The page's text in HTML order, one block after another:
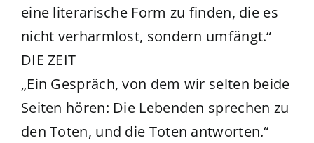
eine literarische Form zu finden, die es
nicht verharmlost, sondern umfängt.“
DIE ZEIT
„Ein Gespräch, von dem wir selten beide
Seiten hören: Die Lebenden sprechen zu
den Toten, und die Toten antworten.“